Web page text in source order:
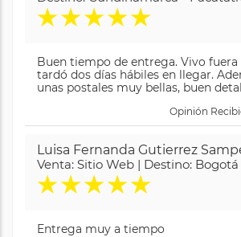
★★★★★
Buen tiempo de entrega. Vivo
tardó dos días hábiles en llegar.
unas postales muy bellas, buen
Opinión
Luisa Fernanda Gutierrez
Venta: Sitio Web | Destino:
★★★★★
Entrega muy a tiempo